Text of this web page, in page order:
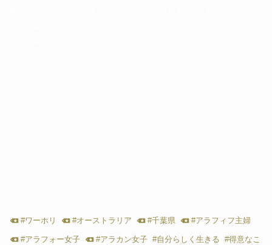
#ワーホリ #オーストラリア #千葉県 #アラフィフ主婦
#アラフォー女子 #アラカン女子 #自分らしく生きる #得意なこ